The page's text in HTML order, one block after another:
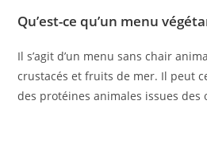
Qu’est-ce qu’un menu
Il s’agit d’un menu sans chair
crustacés et fruits de mer. Il peut
des protéines animales issues